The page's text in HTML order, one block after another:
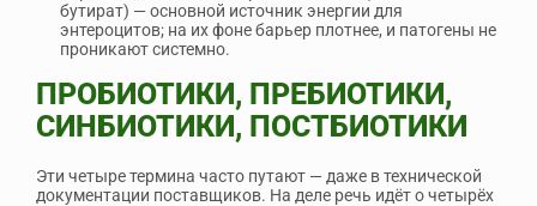
бутират) — основной источник энергии для
энтероцитов; на их фоне барьер плотнее, и патогены не
проникают системно.
ПРОБИОТИКИ, ПРЕБИОТИКИ,
СИНБИОТИКИ, ПОСТБИОТИКИ
Эти четыре термина часто путают — даже в технической
документации поставщиков. На деле речь идёт о четырёх